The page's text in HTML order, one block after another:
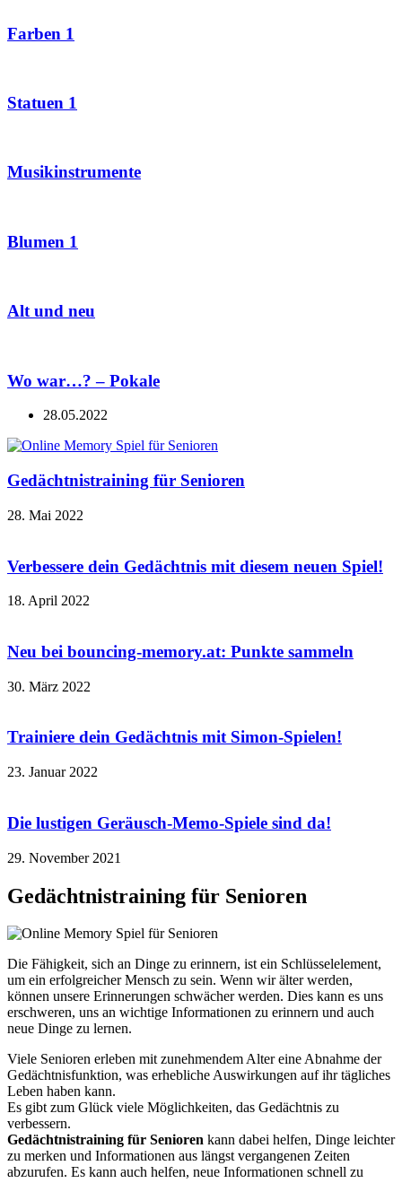
Farben 1
Statuen 1
Musikinstrumente
Blumen 1
Alt und neu
Wo war…? – Pokale
28.05.2022
Gedächtnistraining für Senioren
28. Mai 2022
Verbessere dein Gedächtnis mit diesem neuen Spiel!
18. April 2022
Neu bei bouncing-memory.at: Punkte sammeln
30. März 2022
Trainiere dein Gedächtnis mit Simon-Spielen!
23. Januar 2022
Die lustigen Geräusch-Memo-Spiele sind da!
29. November 2021
Gedächtnistraining für Senioren
Die Fähigkeit, sich an Dinge zu erinnern, ist ein Schlüsselelement,
um ein erfolgreicher Mensch zu sein. Wenn wir älter werden,
können unsere Erinnerungen schwächer werden. Dies kann es uns
erschweren, uns an wichtige Informationen zu erinnern und auch
neue Dinge zu lernen.
Viele Senioren erleben mit zunehmendem Alter eine Abnahme der
Gedächtnisfunktion, was erhebliche Auswirkungen auf ihr tägliches
Leben haben kann.
Es gibt zum Glück viele Möglichkeiten, das Gedächtnis zu
verbessern.
Gedächtnistraining für Senioren kann dabei helfen, Dinge leichter
zu merken und Informationen aus längst vergangenen Zeiten
abzurufen. Es kann auch helfen, neue Informationen schnell zu